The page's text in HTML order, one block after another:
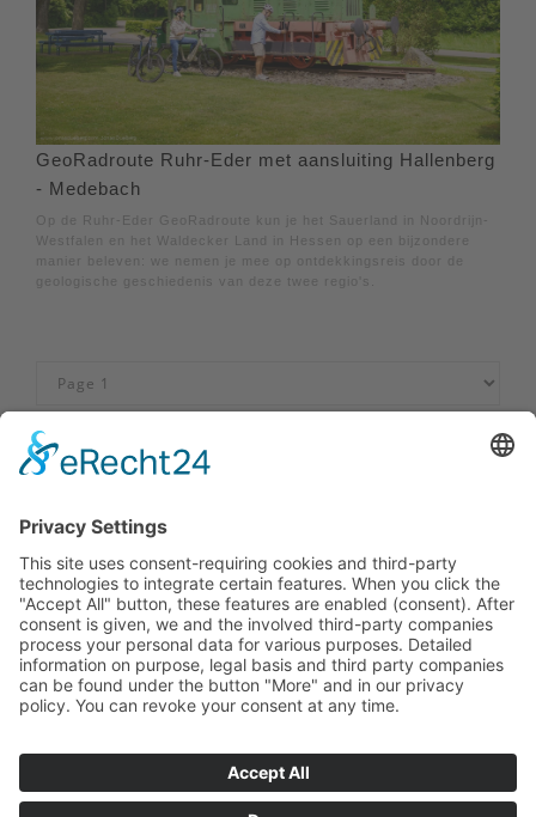
GeoRadroute Ruhr-Eder met aansluiting Hallenberg
- Medebach
Op de Ruhr-Eder GeoRadroute kun je het Sauerland in Noordrijn-
Westfalen en het Waldecker Land in Hessen op een bijzondere
manier beleven: we nemen je mee op ontdekkingsreis door de
geologische geschiedenis van deze twee regio's.
Impressum|Neem contact met ons op| Privacybeleid|Verklaring
van toegankelijkheid
Sauerland-Tourismus e.V. Johannes-Hummel-Weg 1 57392 Schmallenberg
T: +49 02974-96980 E: info@sauerland.com